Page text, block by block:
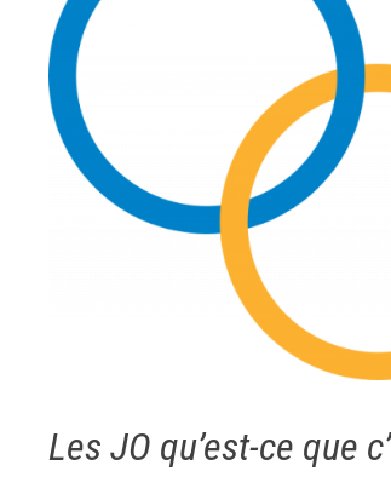
Les JO qu’est-ce que